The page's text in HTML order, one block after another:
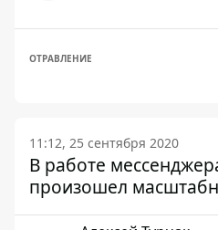
ОТРАВЛЕНИЕ
11:12, 25 сентября 2020
В работе
произошел